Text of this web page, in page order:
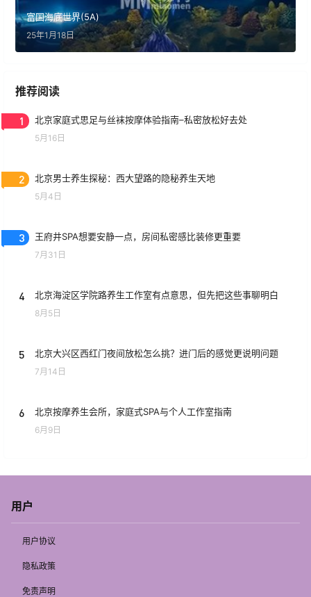
富国海底世界(5A)
25年1月18日
推荐阅读
1 北京家庭式思足与丝袜按摩体验指南–私密放松好去处
5月16日
2 北京男士养生探秘：西大望路的隐秘养生天地
5月4日
3 王府井SPA想要安静一点，房间私密感比装修更重要
7月31日
4 北京海淀区学院路养生工作室有点意思，但先把这些事聊明白
8月5日
5 北京大兴区西红门夜间放松怎么挑？进门后的感觉更说明问题
7月14日
6 北京按摩养生会所，家庭式SPA与个人工作室指南
6月9日
用户
用户协议
隐私政策
免责声明